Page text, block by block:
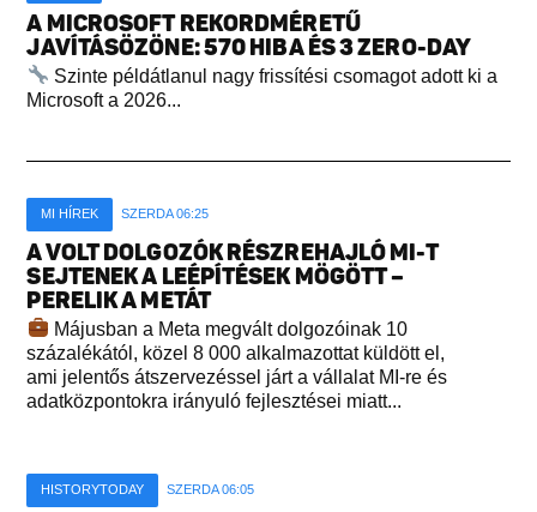
A MICROSOFT REKORDMÉRETŰ
JAVÍTÁSÖZÖNE: 570 HIBA ÉS 3 ZERO-DAY
Szinte példátlanul nagy frissítési csomagot adott ki a
Microsoft a 2026...
MI HÍREK SZERDA 06:25
A VOLT DOLGOZÓK RÉSZREHAJLÓ MI-T
SEJTENEK A LEÉPÍTÉSEK MÖGÖTT –
PERELIK A METÁT
Májusban a Meta megvált dolgozóinak 10
százalékától, közel 8 000 alkalmazottat küldött el,
ami jelentős átszervezéssel járt a vállalat MI-re és
adatközpontokra irányuló fejlesztései miatt...
HISTORYTODAY SZERDA 06:05